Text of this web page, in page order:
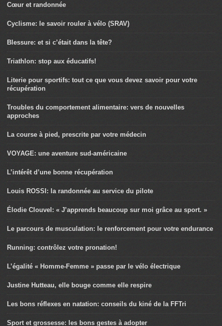
Cœur et randonnée
Cyclisme: le savoir rouler à vélo (SRAV)
Blessure: et si c’était dans la tête?
Triathlon: stop aux éducatifs!
Literie pour sportifs: tout ce que vous devez savoir pour votre
récupération
Troubles du comportement alimentaire: vers de nouvelles
approches
La course à pied, prescrite par votre médecin
VOYAGE: une aventure sud-américaine
L’intérêt d’une bonne récupération
Louis ROSSI: la randonnée au service du pilote
Élodie Clouvel: « J’apprends beaucoup sur moi grâce au sport. »
Le parcours de musculation: le renforcement pour votre endurance
Running: contrôlez votre pronation!
L’égalité « Homme-Femme » passe par le vélo électrique
Justine Hutteau, elle bouge comme elle respire
Les bons réflexes en natation: conseils du kiné de la FFTri
Sport et grossesse: les bons gestes à adopter